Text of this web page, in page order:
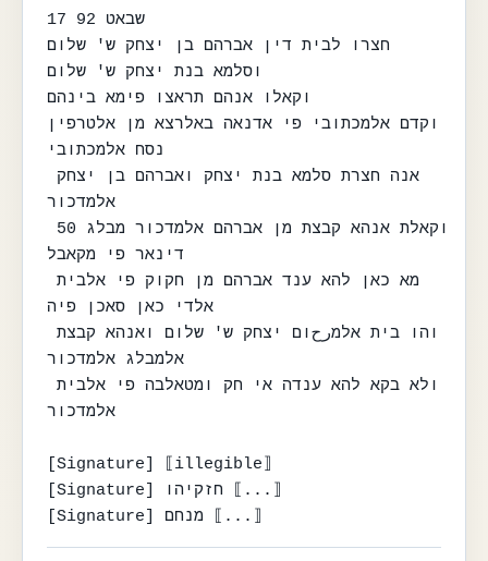
17 שבאט 92
חצרו לבית דין אברהם בן יצחק ש' שלום
וסלמא בנת יצחק ש' שלום
וקאלו אנהם תראצו פימא בינהם
וקדם אלמכתובי פי אדנאה באלרצא מן אלטרפין
נסח אלמכתובי
אלמדכור
דינאר פי מקאבל
מא כאן להא ענד אברהם מן חקוק פי אלבית
אלדי כאן סאכן פיה
והו בית אלמرحום יצחק ש' שלום ואנהא קבצת
אלמבלג אלמדכור
ולא בקא להא ענדה אי חק ומטאלבה פי אלבית
אלמדכור
[Signature] ⟦illegible⟧
[Signature] חזקיהו ⟦...⟧
[Signature] מנחם ⟦...⟧